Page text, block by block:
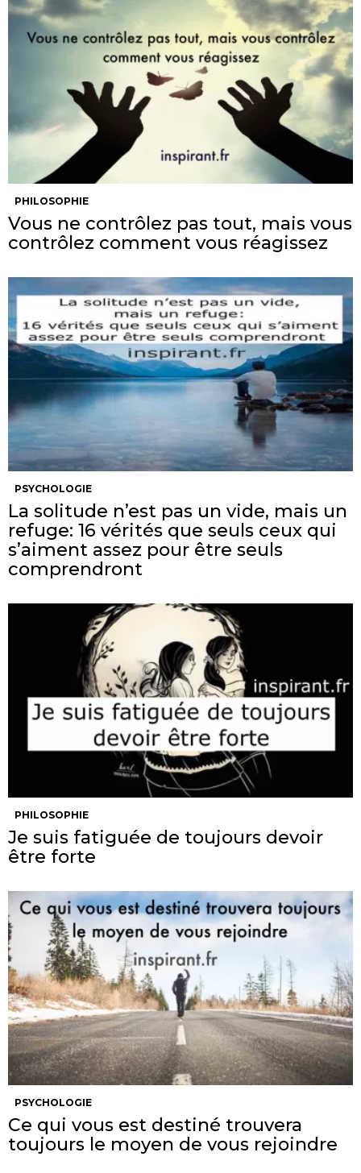
PHILOSOPHIE
Vous ne contrôlez pas tout, mais vous
contrôlez comment vous réagissez
PSYCHOLOGIE
La solitude n’est pas un vide, mais un
refuge: 16 vérités que seuls ceux qui
s’aiment assez pour être seuls
comprendront
PHILOSOPHIE
Je suis fatiguée de toujours devoir
être forte
PSYCHOLOGIE
Ce qui vous est destiné trouvera
toujours le moyen de vous rejoindre